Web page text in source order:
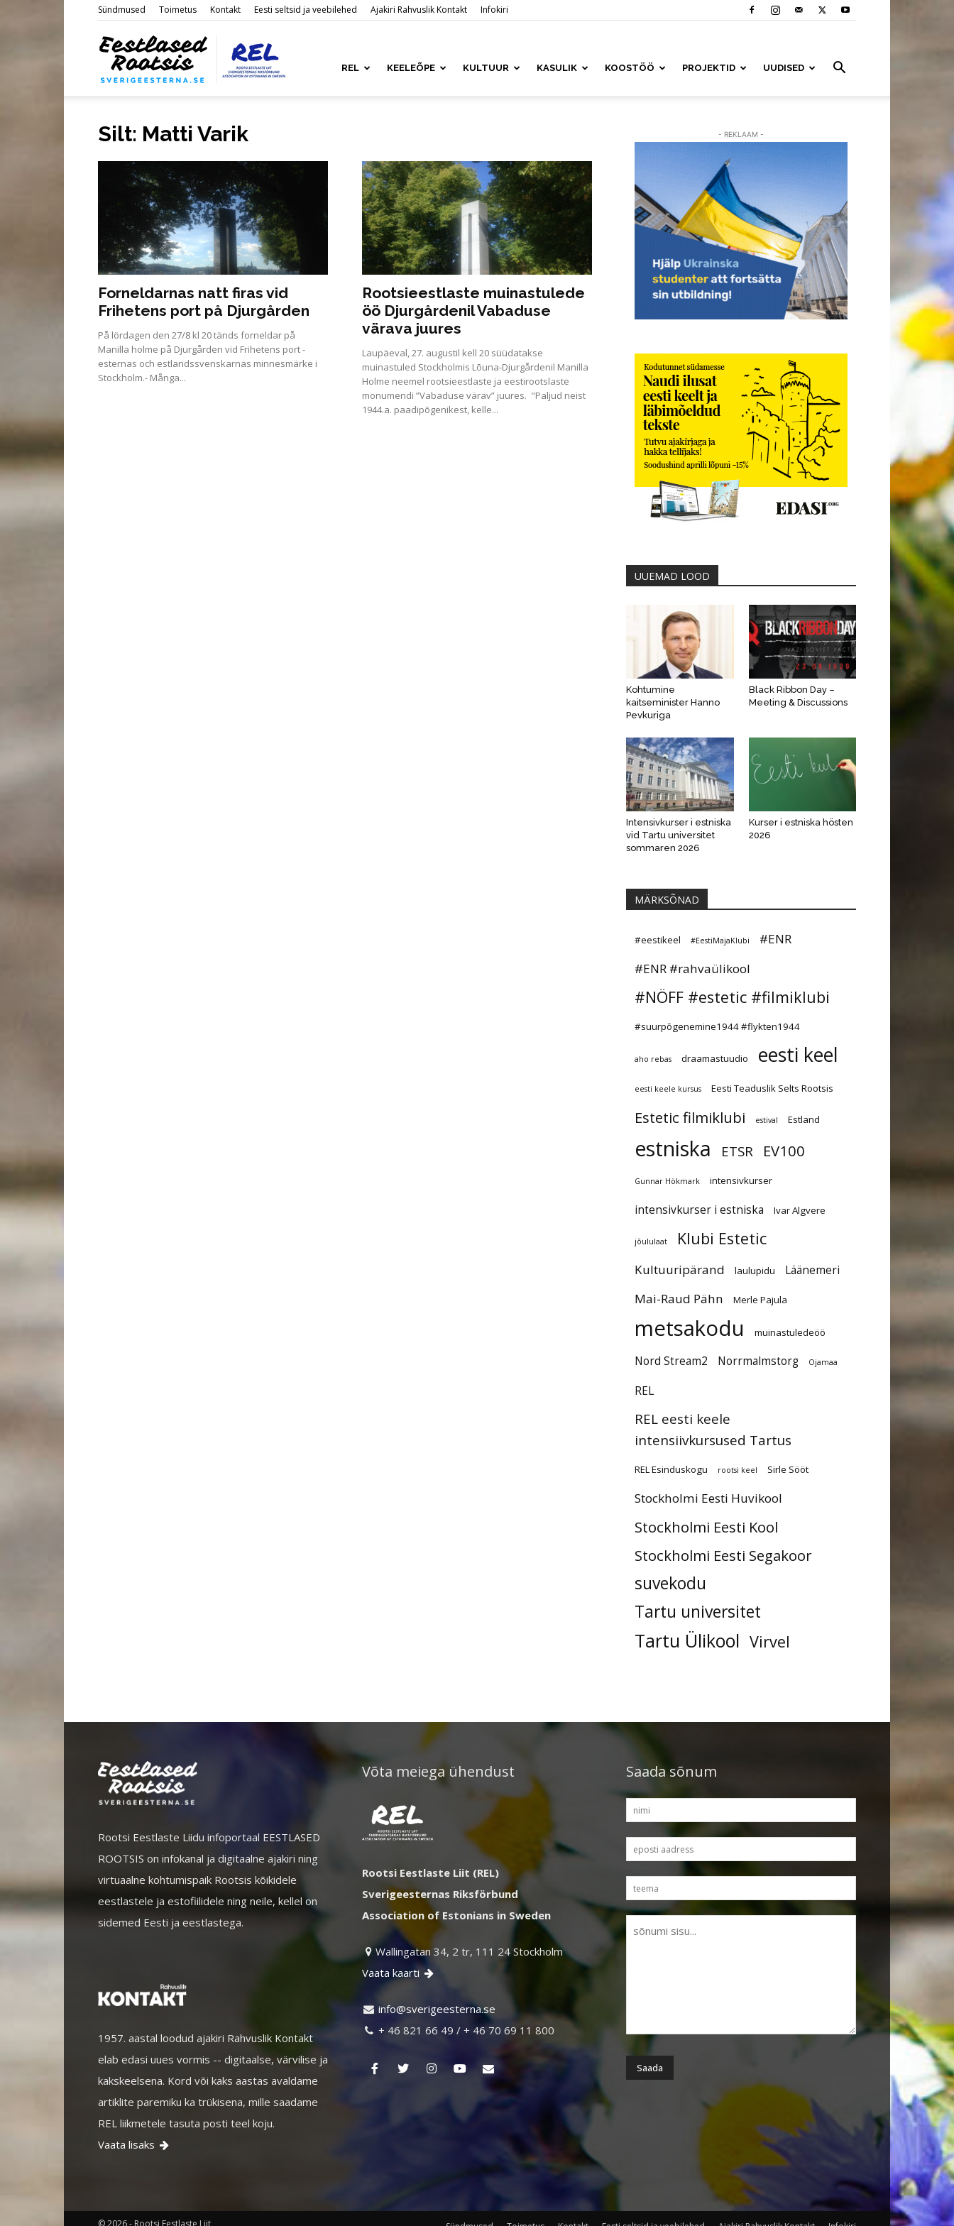
Sündmused Toimetus Kontakt Eesti seltsid ja veebilehed Ajakiri Rahvuslik Kontakt Infokiri
REL KEELEÕPE KULTUUR KASULIK KOOSTÖÖ PROJEKTID UUDISED
Silt: Matti Varik
Forneldarnas natt firas vid
Frihetens port på Djurgården
På lördagen den 27/8 kl 20 tänds forneldar på
Manilla holme på Djurgården vid Frihetens port -
esternas och estlandssvenskarnas minnesmärke i
Stockholm.- Många...
Rootsieestlaste muinastulede
öö Djurgårdenil Vabaduse
värava juures
Laupäeval, 27. augustil kell 20 süüdatakse
muinastuled Stockholmis Lõuna-Djurgårdenil Manilla
Holme neemel rootsieestlaste ja eestirootslaste
monumendi ”Vabaduse värav” juures. "Paljud neist
1944.a. paadipõgenikest, kelle...
- REKLAAM -
UUEMAD LOOD
Kohtumine
kaitseminister Hanno
Pevkuriga
Black Ribbon Day –
Meeting & Discussions
Intensivkurser i estniska
vid Tartu universitet
sommaren 2026
Kurser i estniska hösten
2026
MÄRKSÕNAD
#eestikeel #EestiMajaKlubi
#ENR
#ENR #rahvaülikool
#NÖFF #estetic #filmiklubi
#suurpõgenemine1944 #flykten1944
aho rebas draamastuudio eesti keel
eesti keele kursus Eesti Teaduslik Selts Rootsis
Estetic filmiklubi estival Estland
estniska ETSR EV100
Gunnar Hökmark intensivkurser
intensivkurser i estniska Ivar Algvere
jõululaat Klubi Estetic
Kultuuripärand laulupidu Läänemeri
Mai-Raud Pähn Merle Pajula
metsakodu muinastuledeöö
Nord Stream2 Norrmalmstorg Ojamaa
REL
REL eesti keele
intensiivkursused Tartus
REL Esinduskogu rootsi keel Sirle Sööt
Stockholmi Eesti Huvikool
Stockholmi Eesti Kool
Stockholmi Eesti Segakoor
suvekodu
Tartu universitet
Tartu Ülikool Virvel
Rootsi Eestlaste Liidu infoportaal EESTLASED
ROOTSIS on infokanal ja digitaalne ajakiri ning
virtuaalne kohtumispaik Rootsis kõikidele
eestlastele ja estofiilidele ning neile, kellel on
sidemed Eesti ja eestlastega.
1957. aastal loodud ajakiri Rahvuslik Kontakt
elab edasi uues vormis -- digitaalse, värvilise ja
kakskeelsena. Kord või kaks aastas avaldame
artiklite paremiku ka trükisena, mille saadame
REL liikmetele tasuta posti teel koju.
Vaata lisaks 
Võta meiega ühendust
Rootsi Eestlaste Liit (REL)
Sverigeesternas Riksförbund
Association of Estonians in Sweden
 Wallingatan 34, 2 tr, 111 24 Stockholm
Vaata kaarti 
 es.an
retse
egire
vs@of
ni
 + 46 821 66 49 / + 46 70 69 11 800
Saada sõnum